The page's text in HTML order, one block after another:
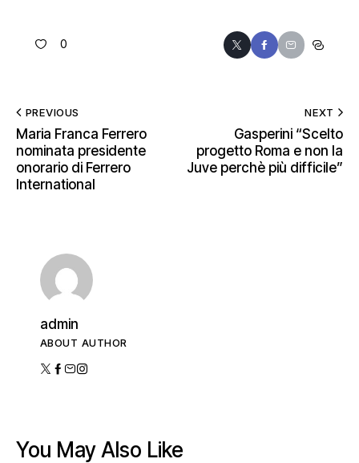
0
PREVIOUS
Maria Franca Ferrero
nominata presidente
onorario di Ferrero
International
NEXT
Gasperini “Scelto
progetto Roma e non la
Juve perchè più difficile”
admin
ABOUT AUTHOR
You May Also Like